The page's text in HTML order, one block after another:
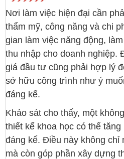
Nơi làm việc hiện đại cần
thẩm mỹ, công năng và chi
gian làm việc năng động,
thu nhập cho doanh nghiệp.
giá đầu tư cũng phải hợp lý
sở hữu công trình như ý
đáng kể.
Khảo sát cho thấy, một
thiết kế khoa học có thể
đáng kể. Điều này không chỉ
mà còn góp phần xây dựng